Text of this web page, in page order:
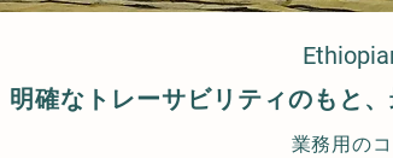
明確なトレーサビリティのもと
業務用の